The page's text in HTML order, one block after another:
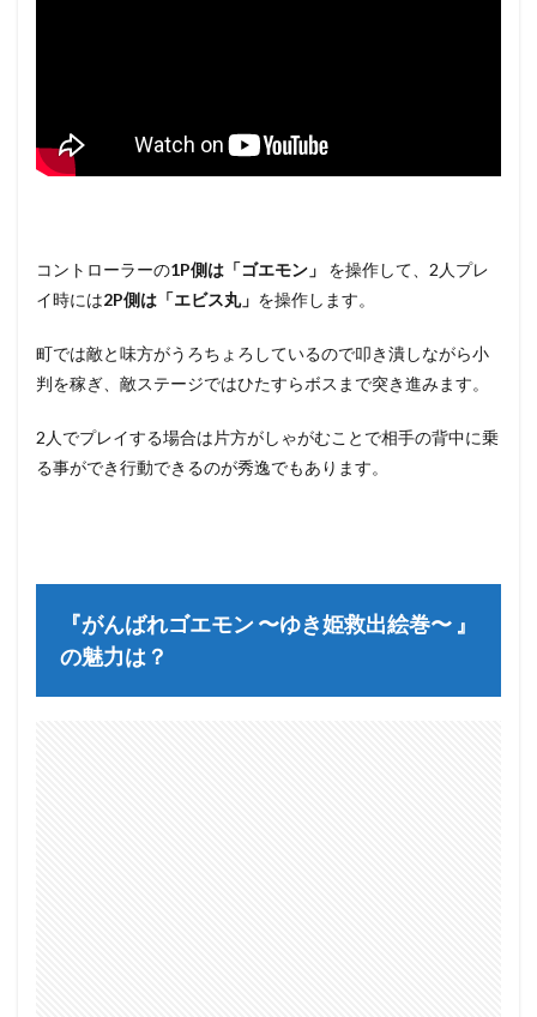
コントローラーの1P側は「ゴエモン」
を操作して、2人プレ
イ時には2P側は「エビス丸」 を操作します。
町では敵と味方がうろちょろしているので叩き潰しながら小
判を稼ぎ、敵ステージではひたすらボスまで突き進みます。
2人でプレイする場合は片方がしゃがむことで相手の背中に乗
る事ができ行動できるのが秀逸でもあります。
『がんばれゴエモン 〜ゆき姫救出絵巻〜 』
の魅力は？